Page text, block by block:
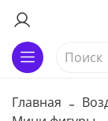
Главная